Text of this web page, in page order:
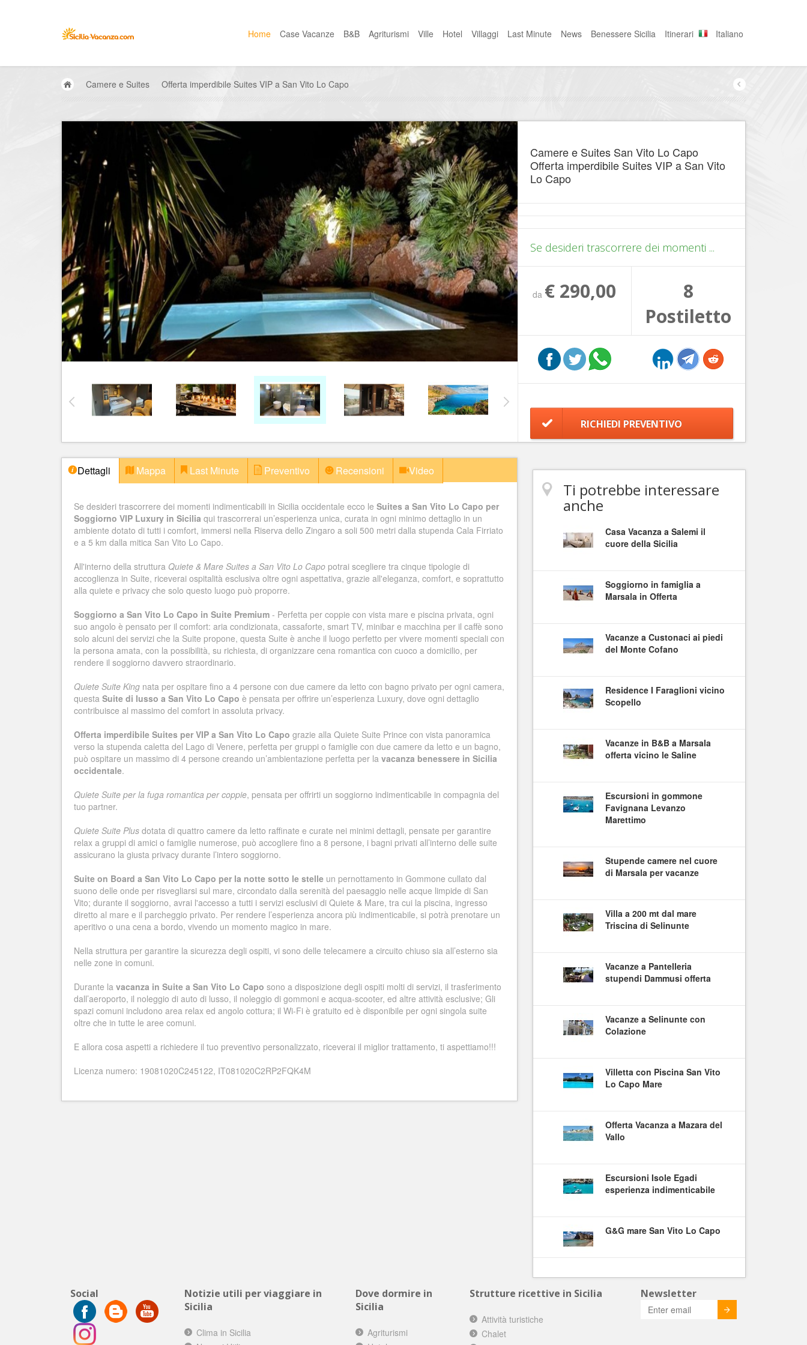
Home Case Vacanze B&B Agriturismi Ville Hotel Villaggi Last Minute News Benessere Sicilia Itinerari Italiano
Camere e Suites Offerta imperdibile Suites VIP a San Vito Lo Capo
Camere e Suites San Vito Lo Capo
Offerta imperdibile Suites VIP a San Vito
Lo Capo
Se desideri trascorrere dei momenti ...
da € 290,00
8
Postiletto
RICHIEDI PREVENTIVO
Dettagli Mappa Last Minute Preventivo Recensioni Video
Se desideri trascorrere dei momenti indimenticabili in Sicilia occidentale ecco le Suites a San Vito Lo Capo per
Soggiorno VIP Luxury in Sicilia qui trascorrerai un’esperienza unica, curata in ogni minimo dettaglio in un
ambiente dotato di tutti i comfort, immersi nella Riserva dello Zingaro a soli 500 metri dalla stupenda Cala Firriato
e a 5 km dalla mitica San Vito Lo Capo.
All'interno della struttura Quiete & Mare Suites a San Vito Lo Capo potrai scegliere tra cinque tipologie di
accoglienza in Suite, riceverai ospitalità esclusiva oltre ogni aspettativa, grazie all'eleganza, comfort, e soprattutto
alla quiete e privacy che solo questo luogo può proporre.
Soggiorno a San Vito Lo Capo in Suite Premium - Perfetta per coppie con vista mare e piscina privata, ogni
suo angolo è pensato per il comfort: aria condizionata, cassaforte, smart TV, minibar e macchina per il caffè sono
solo alcuni dei servizi che la Suite propone, questa Suite è anche il luogo perfetto per vivere momenti speciali con
la persona amata, con la possibilità, su richiesta, di organizzare cena romantica con cuoco a domicilio, per
rendere il soggiorno davvero straordinario.
Quiete Suite King nata per ospitare fino a 4 persone con due camere da letto con bagno privato per ogni camera,
questa Suite di lusso a San Vito Lo Capo è pensata per offrire un’esperienza Luxury, dove ogni dettaglio
contribuisce al massimo del comfort in assoluta privacy.
Offerta imperdibile Suites per VIP a San Vito Lo Capo grazie alla Quiete Suite Prince con vista panoramica
verso la stupenda caletta del Lago di Venere, perfetta per gruppi o famiglie con due camere da letto e un bagno,
può ospitare un massimo di 4 persone creando un’ambientazione perfetta per la vacanza benessere in Sicilia
occidentale.
Quiete Suite per la fuga romantica per coppie, pensata per offrirti un soggiorno indimenticabile in compagnia del
tuo partner.
Quiete Suite Plus dotata di quattro camere da letto raffinate e curate nei minimi dettagli, pensate per garantire
relax a gruppi di amici o famiglie numerose, può accogliere fino a 8 persone, i bagni privati all’interno delle suite
assicurano la giusta privacy durante l’intero soggiorno.
Suite on Board a San Vito Lo Capo per la notte sotto le stelle un pernottamento in Gommone cullato dal
suono delle onde per risvegliarsi sul mare, circondato dalla serenità del paesaggio nelle acque limpide di San
Vito; durante il soggiorno, avrai l'accesso a tutti i servizi esclusivi di Quiete & Mare, tra cui la piscina, ingresso
diretto al mare e il parcheggio privato. Per rendere l’esperienza ancora più indimenticabile, si potrà prenotare un
aperitivo o una cena a bordo, vivendo un momento magico in mare.
Nella struttura per garantire la sicurezza degli ospiti, vi sono delle telecamere a circuito chiuso sia all’esterno sia
nelle zone in comuni.
Durante la vacanza in Suite a San Vito Lo Capo sono a disposizione degli ospiti molti di servizi, il trasferimento
dall’aeroporto, il noleggio di auto di lusso, il noleggio di gommoni e acqua-scooter, ed altre attività esclusive; Gli
spazi comuni includono area relax ed angolo cottura; il Wi-Fi è gratuito ed è disponibile per ogni singola suite
oltre che in tutte le aree comuni.
E allora cosa aspetti a richiedere il tuo preventivo personalizzato, riceverai il miglior trattamento, ti aspettiamo!!!
Licenza numero: 19081020C245122, IT081020C2RP2FQK4M
Ti potrebbe interessare
anche
Casa Vacanza a Salemi il
cuore della Sicilia
Soggiorno in famiglia a
Marsala in Offerta
Vacanze a Custonaci ai piedi
del Monte Cofano
Residence I Faraglioni vicino
Scopello
Vacanze in B&B a Marsala
offerta vicino le Saline
Escursioni in gommone
Favignana Levanzo
Marettimo
Stupende camere nel cuore
di Marsala per vacanze
Villa a 200 mt dal mare
Triscina di Selinunte
Vacanze a Pantelleria
stupendi Dammusi offerta
Vacanze a Selinunte con
Colazione
Villetta con Piscina San Vito
Lo Capo Mare
Offerta Vacanza a Mazara del
Vallo
Escursioni Isole Egadi
esperienza indimenticabile
G&G mare San Vito Lo Capo
Social
Notizie utili per viaggiare in
Sicilia
Clima in Sicilia
Dove dormire in
Sicilia
Agriturismi
Strutture ricettive in Sicilia
Attività turistiche
Chalet
Newsletter
Invia